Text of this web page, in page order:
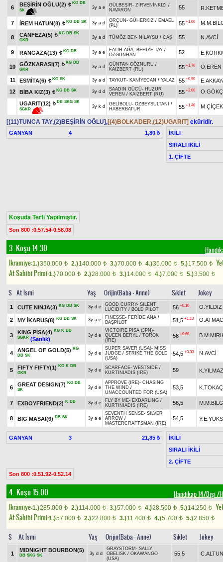
6
BEŞİRİN OĞLU(2) t KG DB
SK
3y a e GÜLBEŞİR- ZİRVENİNKIZI /
NAVARON
55
7 İREM HATUN(8) t KG DB SK 3y a d ORÇUN - GÜHERKIZ / EMAEL
(PL)
55 +1.00
8 CANFEZA(5) t KG DB SK
GKR
3y a d TÜMÖZ BEY- NİLAYSU / CAŞ 55 N.AVCİ
9 RANGAZA(13) t KG DB 3y a e FATİH AĞA- BEHİYE TAY /
ÖZGÜNHAN
52
10 GÖZKARASI(7) t KG DB
GKR
3y a d GÜNTAY- GÖZNURU /
KAIZBERT (RU)
55 +1.70 O.EREN
11 ESMİTA(6) t KG SK 3y a d TAYKUT- KANİYECAN / YALAZ 55 +0.90
12
BİBA KIZ(3) t KG DB SK 3y d d SAADIN GÜCÜ- HUZUR
VEREN / KAIZBERT (RU) 55 +2.00
UGARIT(12)
t DB SKG SK
SGKR
3y k d GELİBOLU- ÖZBEYSULTANI
/
HABERBATUR
55 +1.40 M.ÇİÇEK
[(11)TUNCA TAY,(2)BEŞİRİN OĞLU],[(4)BOLKADER,(12)UGARIT] eküridir.
GANYAN 4 1,80 ₺
İKİLİ
SIRALI İKİLİ
1. ÇİFTE
Koşuda Terfi Yapılmıştır.
Son 800 :0.57.54-0.58.08
3. Koşu 14.30
Ikramiye:1.)350.000 t 2.)140.000 t 3.)70.000 t 4.)35.000 t 5.)17.500 t
At Sahibi Primi:1.)70.000 t 2.)28.000 t 3.)14.000 t 4.)7.000 t 5.)3.500 t
S At İsmi Yaş Orijin(Baba - Anne) Sıklet Jokey
1 CUTE NINJA(3) KG DB SK 3y d e GOOD CURRY- SILENT
LUCIDITY / BOLD PILOT 56 +0.10 O.YILDIZ
2 MY İKARUS(8) KG DB SK 3y a e FINESSE- FERİDE ANA /
BAŞPİLOT
51,5 +1.10
3
KING PISA(4) KG K DB
SGKR (Satılık)
3y d e
VICTOIRE PISA (JPN)-
QUEEN BERYL / TOROK
(IRE)
56 +0.60
4
ANGEL OF GOLD(5) KG
DB SK 3y d e
SUPER SAVER (USA)- MISS
JUDGE / STRIKE THE GOLD
(USA)
54,5 +0.30 N.AVCİ
5 FIFTY FIFTY(1) KG K DB
GKR
3y d e SCARFACE- WESTSIDE /
KURTINIADIS (IRE)
59 K.YILMAZ
6
GREAT DESIGN(7) KG DB
SK
3y d e
APPROVE (IRE)- CHASING
THE WIND /
UNACCOUNTED FOR (USA)
53,5
7 EXBOYFRIEND(2) K DB 3y d e FLY BY ME- EXDARLING /
KURTINIADIS (IRE)
56,5
8 BIG MASAI(6) DB SK 3y a e
SEVENTH SENSE- SILVER
ARROW /
MASTERCRAFTSMAN (IRE)
54,5
GANYAN 3 21,85 ₺
İKİLİ
SIRALI İKİLİ
2. ÇİFTE
Son 800 :0.51.92-0.52.14
4. Koşu 15.00 Handikap 14/Dişi /
Ikramiye:1.)285.000 t 2.)114.000 t 3.)57.000 t 4.)28.500 t 5.)14.250 t
At Sahibi Primi:1.)57.000 t 2.)22.800 t 3.)11.400 t 4.)5.700 t 5.)2.850 t
S At İsmi Yaş Orijin(Baba - Anne) Sıklet Jokey
1
MIDNIGHT BOURBON(5)
DB SKG SK 3y d d
GRAYSTORM - SALLY
OBELISK / OKAWANGO
(USA)
55,5 C.ALTUN